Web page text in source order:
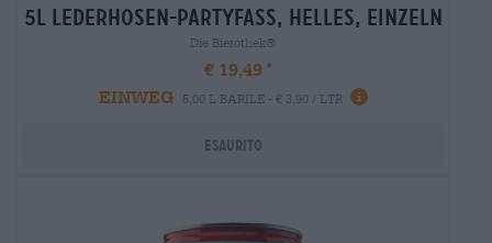
5l lederhosen-partyfass, helles, einzeln
Die Bierothek®
€ 19,49
EINWEG
5,00 L BARILE - € 3,90 / LTR
Esaurito